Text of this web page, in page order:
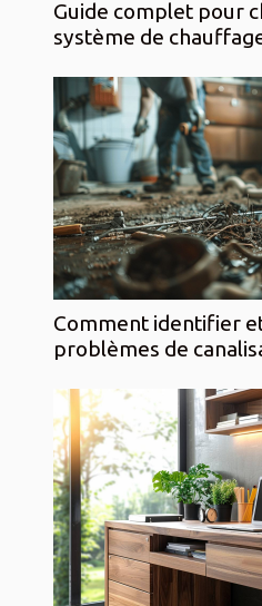
Guide complet pour
système de
Comment identifier
problèmes de